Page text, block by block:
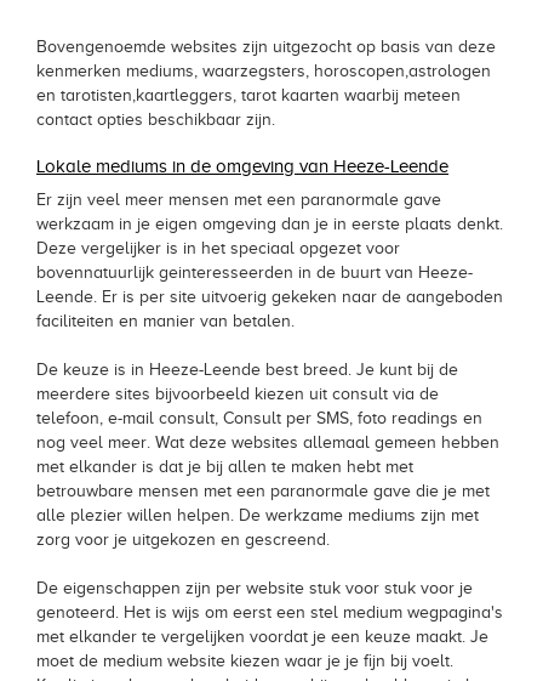
Bovengenoemde websites zijn uitgezocht op basis van deze
kenmerken mediums, waarzegsters, horoscopen,astrologen
en tarotisten,kaartleggers, tarot kaarten waarbij meteen
contact opties beschikbaar zijn.
Lokale mediums in de omgeving van Heeze-Leende
Er zijn veel meer mensen met een paranormale gave
werkzaam in je eigen omgeving dan je in eerste plaats denkt.
Deze vergelijker is in het speciaal opgezet voor
bovennatuurlijk geinteresseerden in de buurt van Heeze-
Leende. Er is per site uitvoerig gekeken naar de aangeboden
faciliteiten en manier van betalen.
De keuze is in Heeze-Leende best breed. Je kunt bij de
meerdere sites bijvoorbeeld kiezen uit consult via de
telefoon, e-mail consult, Consult per SMS, foto readings en
nog veel meer. Wat deze websites allemaal gemeen hebben
met elkander is dat je bij allen te maken hebt met
betrouwbare mensen met een paranormale gave die je met
alle plezier willen helpen. De werkzame mediums zijn met
zorg voor je uitgekozen en gescreend.
De eigenschappen zijn per website stuk voor stuk voor je
genoteerd. Het is wijs om eerst een stel medium wegpagina's
met elkander te vergelijken voordat je een keuze maakt. Je
moet de medium website kiezen waar je je fijn bij voelt.